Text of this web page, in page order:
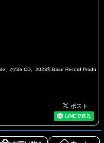
」の5th CD。2023年Base Record Produ